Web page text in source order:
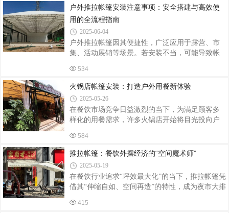
（如树木、电线），顶部距离建筑物至少1米，避
免
前，摊主需精确测量摊位面积。考虑商品展示、
顾客活动空间及通道预留，确保帐篷尺寸恰到好
处。若经营地毯，要为地毯的铺开展示留足空
间，同时方便顾客近距离挑选。比如，小型地毯
摊位可定制3米×3米的帐篷，既能展示多种地毯，
又不会过于拥挤。材质选择帐篷材质直接影响其
耐用性和实用性。面料方面，牛津布防水耐磨、
性
户外推拉帐篷安装注意事项：安全搭建与高效使
用的全流程指南
2025-06-04
户外推拉帐篷因其便捷性，广泛应用于露营、市
集、活动展销等场景。若安装不当，可能导致帐
下从安装前准备、搭建流程、安全防护及使用维
护四个方面，梳理帐篷安装的核心注意事项。
一、安装前准备：环境与工具的双重核查场地选
择与清理地形要求：优先选择平坦、坚实的地
面，避开低洼积水区、斜坡（坡度＞5°）或松软
沙地。若需在草地搭建，需提前清除石块、树枝
等硬物，防止刺穿帐篷底布。空间预留：帐篷四
等障碍物接触，确保推拉轨道顺畅运行。工具
534
火锅店帐篷安装：打造户外用餐新体验
2025-05-26
在餐饮市场竞争日益激烈的当下，为满足顾客多
样化的用餐需求，许多火锅店开始将目光投向户
提供了别具一格的用餐环境，还能在特定季节吸
引更多客源。下面就为大家介绍火锅店帐篷安装
的相关要点。前期规划：精准定位与场地考量明
确帐篷用途与风格火锅店在安装帐篷前，需先明
确帐篷的主要用途。是主打浪漫的情侣用餐，还
是营造热闹的聚会氛围，亦或是作为特色景观吸
引游客打卡？不同的用途决定了帐篷的风格和布
584
推拉帐篷：餐饮外摆经济的“空间魔术师”
2025-05-19
在餐饮行业追求“坪效最大化”的当下，推拉帐篷凭
借其“伸缩自如、空间再造”的特性，成为夜市大排
据显示，2024年餐饮行业外摆区域使用推拉帐篷
415